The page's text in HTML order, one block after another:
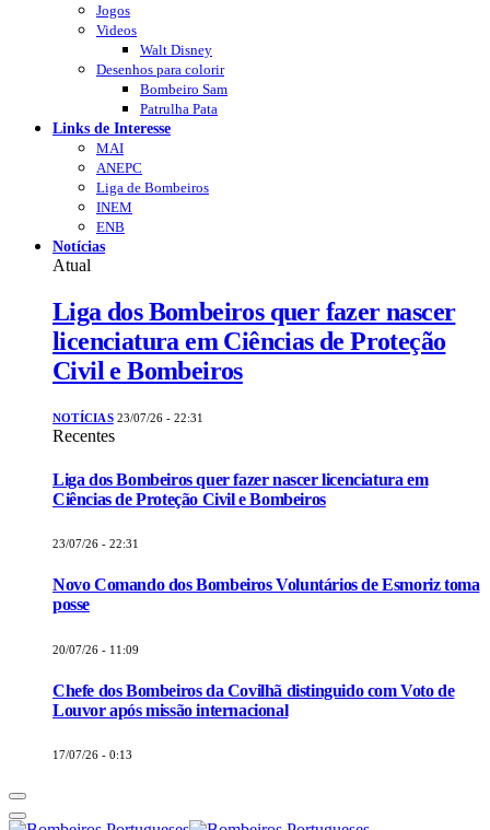
Jogos
Videos
Walt Disney
Desenhos para colorir
Bombeiro Sam
Patrulha Pata
Links de Interesse
MAI
ANEPC
Liga de Bombeiros
INEM
ENB
Notícias
Atual
Liga dos Bombeiros quer fazer nascer
licenciatura em Ciências de Proteção
Civil e Bombeiros
NOTÍCIAS 23/07/26 - 22:31
Recentes
Liga dos Bombeiros quer fazer nascer licenciatura em
Ciências de Proteção Civil e Bombeiros
23/07/26 - 22:31
Novo Comando dos Bombeiros Voluntários de Esmoriz toma
posse
20/07/26 - 11:09
Chefe dos Bombeiros da Covilhã distinguido com Voto de
Louvor após missão internacional
17/07/26 - 0:13